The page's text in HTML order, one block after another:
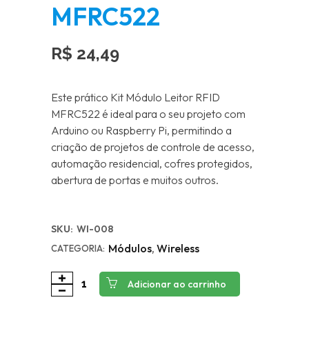
MFRC522
R$ 24,49
Este prático Kit Módulo Leitor RFID
MFRC522 é ideal para o seu projeto com
Arduino ou Raspberry Pi, permitindo a
criação de projetos de controle de acesso,
automação residencial, cofres protegidos,
abertura de portas e muitos outros.
SKU: WI-008
CATEGORIA: Módulos, Wireless
Adicionar ao carrinho